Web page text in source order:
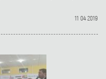
11 04 2019